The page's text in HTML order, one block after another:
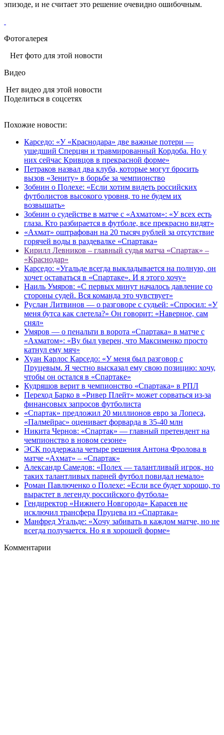
эпизоде, и не считает это решение очевидно ошибочным.
Фотогалерея
Нет фото для этой новости
Видео
Нет видео для этой новости
Поделиться в соцсетях
Похожие новости:
Карседо: «У «Краснодара» две важные потери —
ушедший Сперцян и травмированный Кордоба. Но у
них сейчас Кривцов в прекрасной форме»
Петраков назвал два клуба, которые могут бросить
вызов «Зениту» в борьбе за чемпионство
Зобнин о Полехе: «Если хотим видеть российских
футболистов высокого уровня, то не будем их
возвышать»
Зобнин о судействе в матче с «Ахматом»: «У всех есть
глаза. Кто разбирается в футболе, все прекрасно видят»
«Ахмат» оштрафован на 20 тысяч рублей за отсутствие
горячей воды в раздевалке «Спартака»
Кирилл Левников – главный судья матча «Спартак» –
«Краснодар»
Карседо: «Угальде всегда выкладывается на полную, он
хочет оставаться в «Спартаке». И я этого хочу»
Наиль Умяров: «С первых минут началось давление со
стороны судей. Вся команда это чувствует»
Руслан Литвинов — о разговоре с судьей: «Спросил: «У
меня бутса как слетела?» Он говорит: «Наверное, сам
снял»
Умяров — о пенальти в ворота «Спартака» в матче с
«Ахматом»: «Ву был уверен, что Максименко просто
катнул ему мяч»
Хуан Карлос Карседо: «У меня был разговор с
Пруцевым. Я честно высказал ему свою позицию: хочу,
чтобы он остался в «Спартаке»
Кудряшов верит в чемпионство «Спартака» в РПЛ
Переход Барко в «Ривер Плейт» может сорваться из‑за
финансовых запросов футболиста
«Спартак» предложил 20 миллионов евро за Лопеса,
«Палмейрас» оценивает форварда в 35-40 млн
Никита Чернов: «Спартак» — главный претендент на
чемпионство в новом сезоне»
ЭСК поддержала четыре решения Антона Фролова в
матче «Ахмат» – «Спартак»
Александр Самедов: «Полех — талантливый игрок, но
таких талантливых парней футбол повидал немало»
Роман Павлюченко о Полехе: «Если все будет хорошо, то
вырастет в легенду российского футбола»
Гендиректор «Нижнего Новгорода» Карасев не
исключил трансфера Пруцева из «Спартака»
Манфред Угальде: «Хочу забивать в каждом матче, но не
всегда получается. Но я в хорошей форме»
Комментарии